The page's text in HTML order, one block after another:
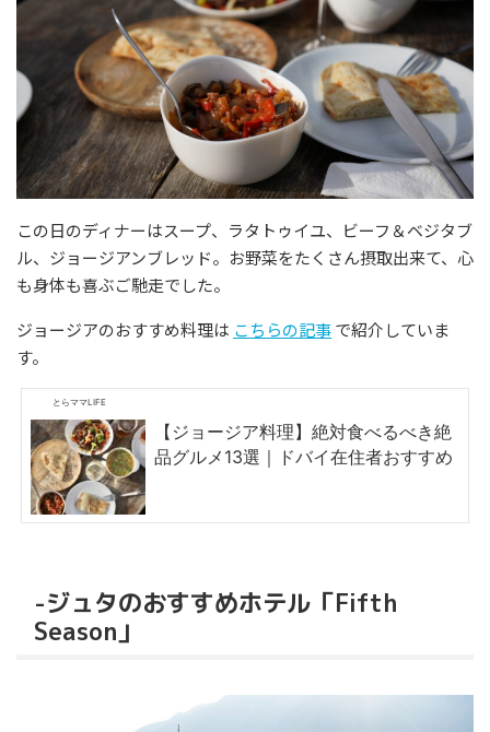
この日のディナーはスープ、ラタトゥイユ、ビーフ＆ベジタブ
ル、ジョージアンブレッド。お野菜をたくさん摂取出来て、心
も身体も喜ぶご馳走でした。
ジョージアのおすすめ料理は こちらの記事で紹介していま
す。
とらママLIFE
【ジョージア料理】絶対食べるべき絶
品グルメ13選｜ドバイ在住者おすすめ
-ジュタのおすすめホテル「Fifth
Season」